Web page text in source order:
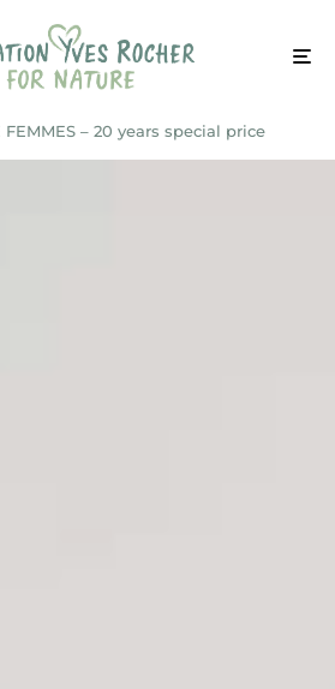
FEMMES – 20 years special price